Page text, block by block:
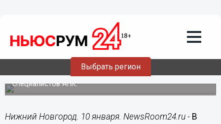
Выбрать регион
10.01.202007:25
Нижегородские сёла получат на
развитие в 2020 году 1,5 млрд рублей
Глеб Никитин расширил меры поддержки молодых
специалистов АПК.
Нижний Новгород. 10 января. NewsRoom24.ru - В